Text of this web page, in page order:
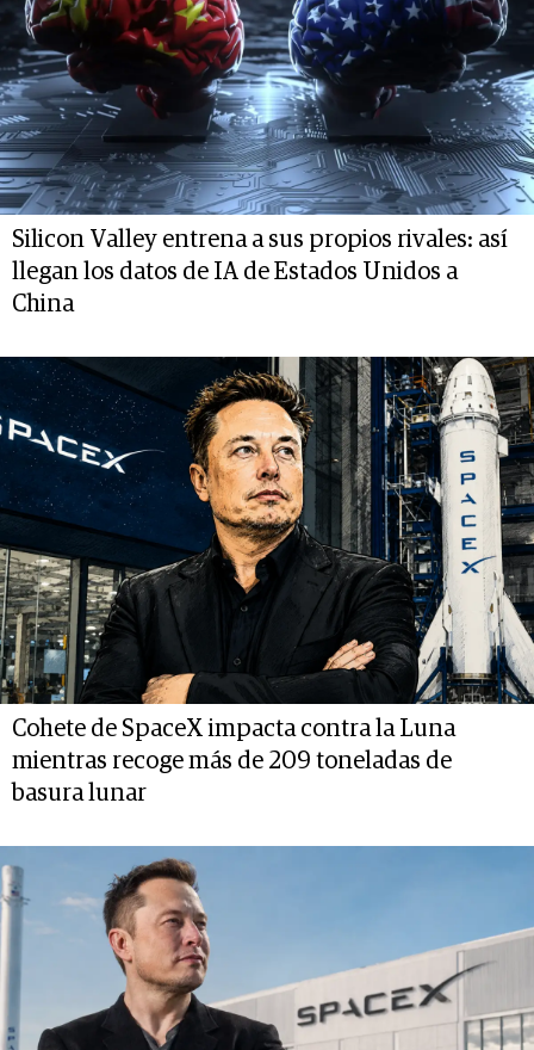
Silicon Valley entrena a sus propios rivales: así
llegan los datos de IA de Estados Unidos a
China
Cohete de SpaceX impacta contra la Luna
mientras recoge más de 209 toneladas de
basura lunar